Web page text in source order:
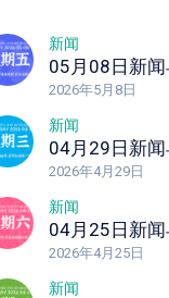
新闻
2026年5月8日
新闻
2026年4月29日
新闻
2026年4月25日
新闻